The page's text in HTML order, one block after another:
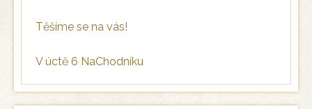
Těšíme se na vás!
V úctě 6 NaChodníku